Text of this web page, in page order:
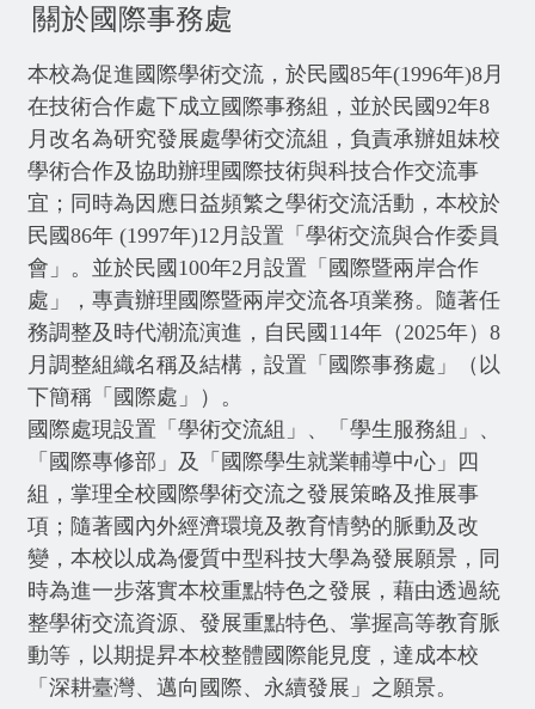
關於國際事務處
本校為促進國際學術交流，於民國85年(1996年)8月
在技術合作處下成立國際事務組，並於民國92年8
月改名為研究發展處學術交流組，負責承辦姐妹校
學術合作及協助辦理國際技術與科技合作交流事
宜；同時為因應日益頻繁之學術交流活動，本校於
民國86年 (1997年)12月設置「學術交流與合作委員
會」。並於民國100年2月設置「國際暨兩岸合作
處」，專責辦理國際暨兩岸交流各項業務。隨著任
務調整及時代潮流演進，自民國114年（2025年）8
月調整組織名稱及結構，設置「國際事務處」（以
下簡稱「國際處」）。
國際處現設置「學術交流組」、「學生服務組」、
「國際專修部」及「國際學生就業輔導中心」四
組，掌理全校國際學術交流之發展策略及推展事
項；隨著國內外經濟環境及教育情勢的脈動及改
變，本校以成為優質中型科技大學為發展願景，同
時為進一步落實本校重點特色之發展，藉由透過統
整學術交流資源、發展重點特色、掌握高等教育脈
動等，以期提昇本校整體國際能見度，達成本校
「深耕臺灣、邁向國際、永續發展」之願景。